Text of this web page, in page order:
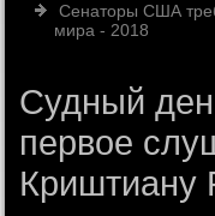
Сенаторы США
мира - 2018
Судный
первое
Криштиану